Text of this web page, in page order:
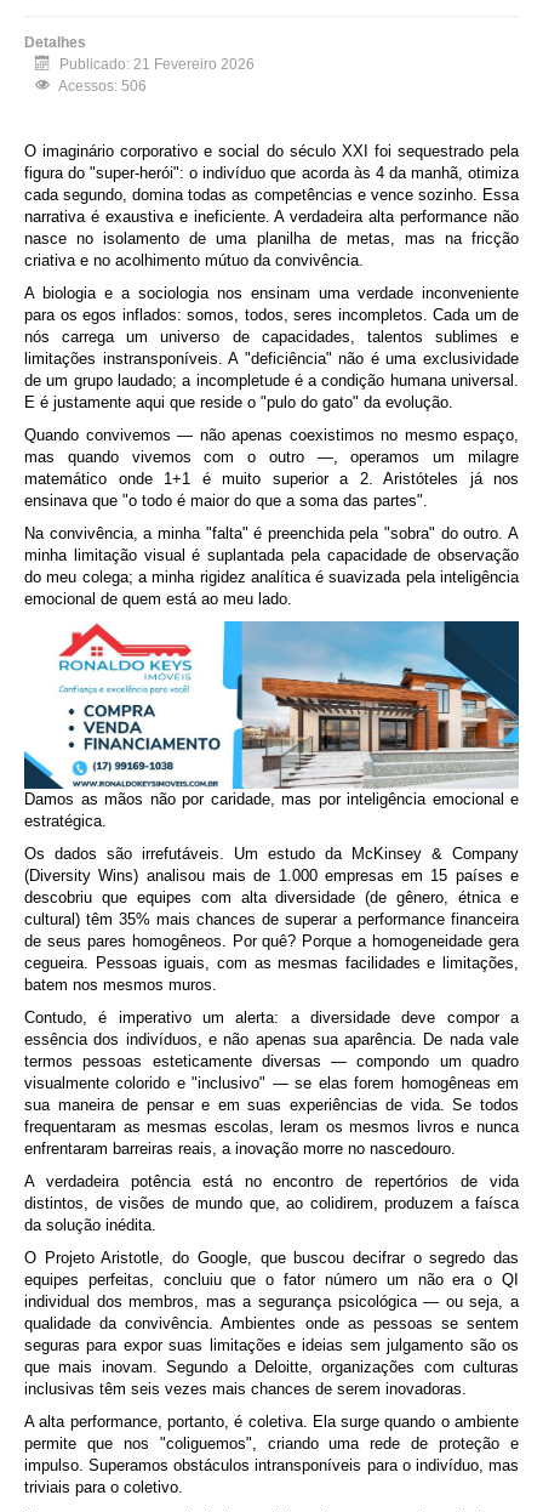
Detalhes
Publicado: 21 Fevereiro 2026
Acessos: 506
O imaginário corporativo e social do século XXI foi sequestrado pela
figura do "super-herói": o indivíduo que acorda às 4 da manhã, otimiza
cada segundo, domina todas as competências e vence sozinho. Essa
narrativa é exaustiva e ineficiente. A verdadeira alta performance não
nasce no isolamento de uma planilha de metas, mas na fricção
criativa e no acolhimento mútuo da convivência.
A biologia e a sociologia nos ensinam uma verdade inconveniente
para os egos inflados: somos, todos, seres incompletos. Cada um de
nós carrega um universo de capacidades, talentos sublimes e
limitações instransponíveis. A "deficiência" não é uma exclusividade
de um grupo laudado; a incompletude é a condição humana universal.
E é justamente aqui que reside o "pulo do gato" da evolução.
Quando convivemos — não apenas coexistimos no mesmo espaço,
mas quando vivemos com o outro —, operamos um milagre
matemático onde 1+1 é muito superior a 2. Aristóteles já nos
ensinava que "o todo é maior do que a soma das partes".
Na convivência, a minha "falta" é preenchida pela "sobra" do outro. A
minha limitação visual é suplantada pela capacidade de observação
do meu colega; a minha rigidez analítica é suavizada pela inteligência
emocional de quem está ao meu lado.
Damos as mãos não por caridade, mas por inteligência emocional e
estratégica.
Os dados são irrefutáveis. Um estudo da McKinsey & Company
(Diversity Wins) analisou mais de 1.000 empresas em 15 países e
descobriu que equipes com alta diversidade (de gênero, étnica e
cultural) têm 35% mais chances de superar a performance financeira
de seus pares homogêneos. Por quê? Porque a homogeneidade gera
cegueira. Pessoas iguais, com as mesmas facilidades e limitações,
batem nos mesmos muros.
Contudo, é imperativo um alerta: a diversidade deve compor a
essência dos indivíduos, e não apenas sua aparência. De nada vale
termos pessoas esteticamente diversas — compondo um quadro
visualmente colorido e "inclusivo" — se elas forem homogêneas em
sua maneira de pensar e em suas experiências de vida. Se todos
frequentaram as mesmas escolas, leram os mesmos livros e nunca
enfrentaram barreiras reais, a inovação morre no nascedouro.
A verdadeira potência está no encontro de repertórios de vida
distintos, de visões de mundo que, ao colidirem, produzem a faísca
da solução inédita.
O Projeto Aristotle, do Google, que buscou decifrar o segredo das
equipes perfeitas, concluiu que o fator número um não era o QI
individual dos membros, mas a segurança psicológica — ou seja, a
qualidade da convivência. Ambientes onde as pessoas se sentem
seguras para expor suas limitações e ideias sem julgamento são os
que mais inovam. Segundo a Deloitte, organizações com culturas
inclusivas têm seis vezes mais chances de serem inovadoras.
A alta performance, portanto, é coletiva. Ela surge quando o ambiente
permite que nos "coliguemos", criando uma rede de proteção e
impulso. Superamos obstáculos intransponíveis para o indivíduo, mas
triviais para o coletivo.